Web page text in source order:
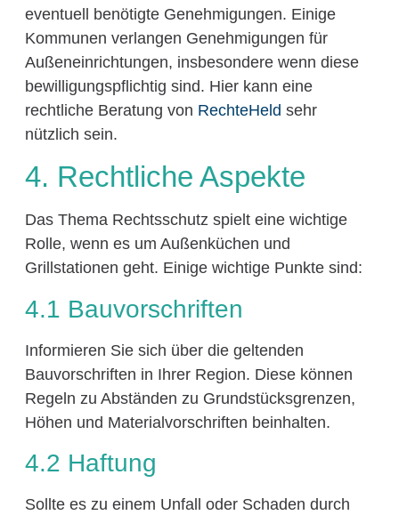
eventuell benötigte Genehmigungen. Einige
Kommunen verlangen Genehmigungen für
Außeneinrichtungen, insbesondere wenn diese
bewilligungspflichtig sind. Hier kann eine
rechtliche Beratung von RechteHeld sehr
nützlich sein.
4. Rechtliche Aspekte
Das Thema Rechtsschutz spielt eine wichtige
Rolle, wenn es um Außenküchen und
Grillstationen geht. Einige wichtige Punkte sind:
4.1 Bauvorschriften
Informieren Sie sich über die geltenden
Bauvorschriften in Ihrer Region. Diese können
Regeln zu Abständen zu Grundstücksgrenzen,
Höhen und Materialvorschriften beinhalten.
4.2 Haftung
Sollte es zu einem Unfall oder Schaden durch